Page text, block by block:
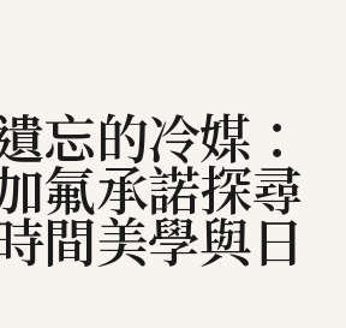
忘的冷媒：
氟承諾探尋
間美學與日